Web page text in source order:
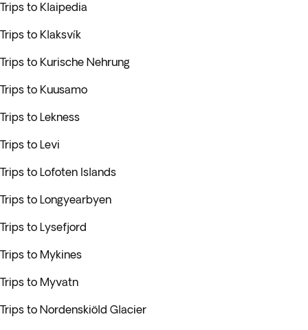
Trips to Klaipedia
Trips to Klaksvík
Trips to Kurische Nehrung
Trips to Kuusamo
Trips to Lekness
Trips to Levi
Trips to Lofoten Islands
Trips to Longyearbyen
Trips to Lysefjord
Trips to Mykines
Trips to Myvatn
Trips to Nordenskiöld Glacier